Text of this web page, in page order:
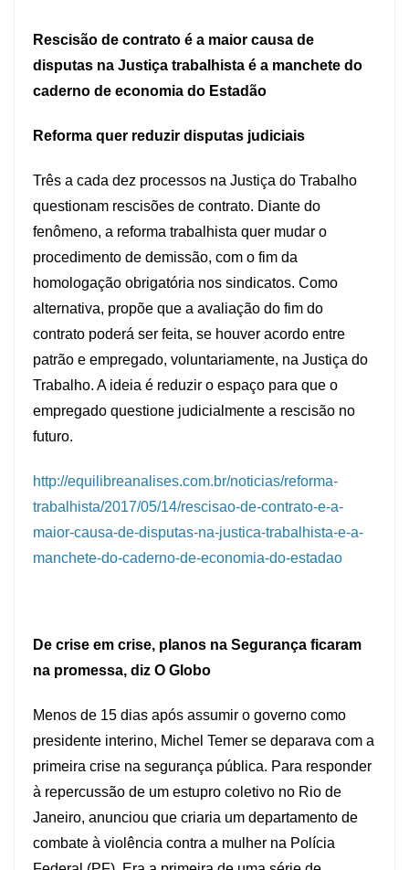
Rescisão de contrato é a maior causa de
disputas na Justiça trabalhista é a manchete do
caderno de economia do Estadão
Reforma quer reduzir disputas judiciais
Três a cada dez processos na Justiça do Trabalho
questionam rescisões de contrato. Diante do
fenômeno, a reforma trabalhista quer mudar o
procedimento de demissão, com o fim da
homologação obrigatória nos sindicatos. Como
alternativa, propõe que a avaliação do fim do
contrato poderá ser feita, se houver acordo entre
patrão e empregado, voluntariamente, na Justiça do
Trabalho. A ideia é reduzir o espaço para que o
empregado questione judicialmente a rescisão no
futuro.
http://equilibreanalises.com.br/noticias/reforma-
trabalhista/2017/05/14/rescisao-de-contrato-e-a-
maior-causa-de-disputas-na-justica-trabalhista-e-a-
manchete-do-caderno-de-economia-do-estadao
De crise em crise, planos na Segurança ficaram
na promessa, diz O Globo
Menos de 15 dias após assumir o governo como
presidente interino, Michel Temer se deparava com a
primeira crise na segurança pública. Para responder
à repercussão de um estupro coletivo no Rio de
Janeiro, anunciou que criaria um departamento de
combate à violência contra a mulher na Polícia